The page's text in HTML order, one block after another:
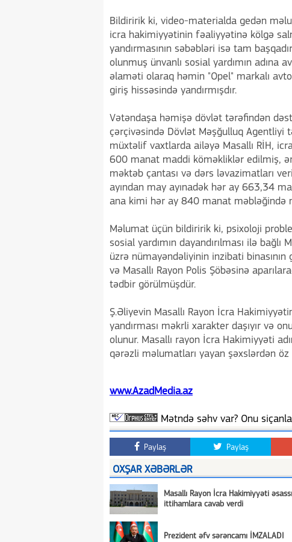
Bildiririk ki, video-materialda gedən
icra hakimiyyətinin fəaliyyətinə kölgə
yandırmasının səbəbləri isə tam
olunmuş ünvanlı sosial yardımın adına
əlaməti olaraq həmin "Opel" markalı
giriş hissəsində yandırmışdır.
Vətəndaşa həmişə dövlət tərəfindən
çərçivəsində Dövlət Məşğulluq
müxtəlif vaxtlarda ailəyə Masallı RİH,
600 manat maddi köməkliklər edilmiş,
məktəb çantası və dərs ləvazimatları
ayından may ayınadək hər ay 663,34
ana kimi hər ay 840 manat məbləğində
Məlumat üçün bildiririk ki, psixoloji
sosial yardımın dayandırılması ilə bağlı
üzrə nümayəndəliyinin inzibati
və Masallı Rayon Polis Şöbəsinə
tədbir görülmüşdür.
Ş.Əliyevin Masallı Rayon İcra
yandırması məkrli xarakter daşıyır və
olunur. Masallı rayon İcra Hakimiyyəti
qərəzli məlumatları yayan şəxslərdən
www.AzadMedia.az
Mətndə səhv var? Onu
Paylaş Paylaş
OXŞAR XƏBƏRLƏR
Masallı Rayon İcra Hakimiyyəti
ittihamlara cavab verdi
Prezident əfv sərəncamı İMZALADI